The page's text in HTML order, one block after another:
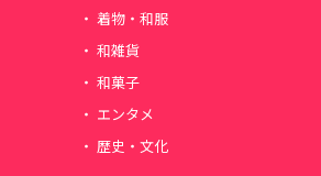
着物・和服
和雑貨
和菓子
エンタメ
歴史・文化